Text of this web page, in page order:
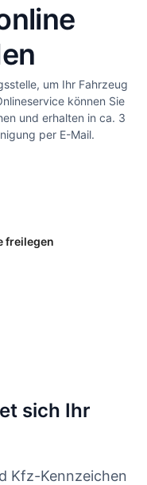
um Ihr Fahrzeug
können Sie
und erhalten in ca. 3
per E-Mail.
freilegen
sich Ihr
Kfz-Kennzeichen